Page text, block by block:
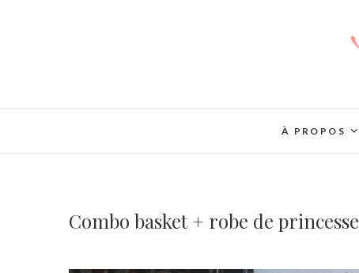
À PROPOS
Combo basket + robe de princesse